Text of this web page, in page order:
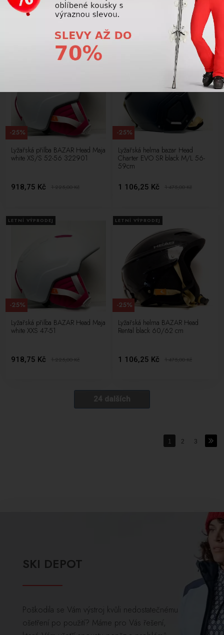
1 106,25 Kč 1 475,00Kč 1 106,25 Kč 1 475,00 Kč
Lyžařská přilba BAZAR Head Maja
white XS/S 52-56 322901
918,75 Kč 1 225,00Kč
-25%
Lyžařská helma bazar Head
Charter EVO SR black M/L 56-
59cm
1 106,25 Kč 1 475,00Kč
-25%
LETNÍ VÝPRODEJ
Lyžařská přilba BAZAR Head Maja
white XXS 47-51
918,75 Kč 1 225,00Kč
-25%
LETNÍ VÝPRODEJ
Lyžařská helma BAZAR Head
Rental black 60/62 cm
1 106,25 Kč 1 475,00Kč
-25%
24 dalších
1 2 3
SKI DEPOT
Poškodila se Vám výstroj kvůli nedostatečnému
ošetření po použití? Máme pro Vás řešení,